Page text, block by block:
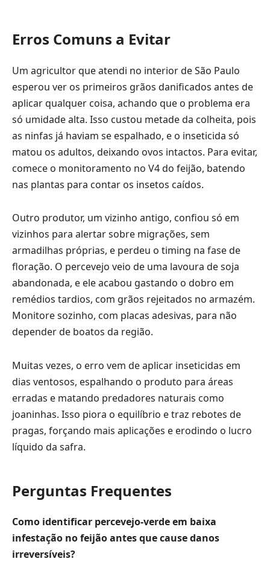
Erros Comuns a Evitar
Um agricultor que atendi no interior de São Paulo
esperou ver os primeiros grãos danificados antes de
aplicar qualquer coisa, achando que o problema era
só umidade alta. Isso custou metade da colheita, pois
as ninfas já haviam se espalhado, e o inseticida só
matou os adultos, deixando ovos intactos. Para evitar,
comece o monitoramento no V4 do feijão, batendo
nas plantas para contar os insetos caídos.
Outro produtor, um vizinho antigo, confiou só em
vizinhos para alertar sobre migrações, sem
armadilhas próprias, e perdeu o timing na fase de
floração. O percevejo veio de uma lavoura de soja
abandonada, e ele acabou gastando o dobro em
remédios tardios, com grãos rejeitados no armazém.
Monitore sozinho, com placas adesivas, para não
depender de boatos da região.
Muitas vezes, o erro vem de aplicar inseticidas em
dias ventosos, espalhando o produto para áreas
erradas e matando predadores naturais como
joaninhas. Isso piora o equilíbrio e traz rebotes de
pragas, forçando mais aplicações e erodindo o lucro
líquido da safra.
Perguntas Frequentes
Como identificar percevejo-verde em baixa
infestação no feijão antes que cause danos
irreversíveis?